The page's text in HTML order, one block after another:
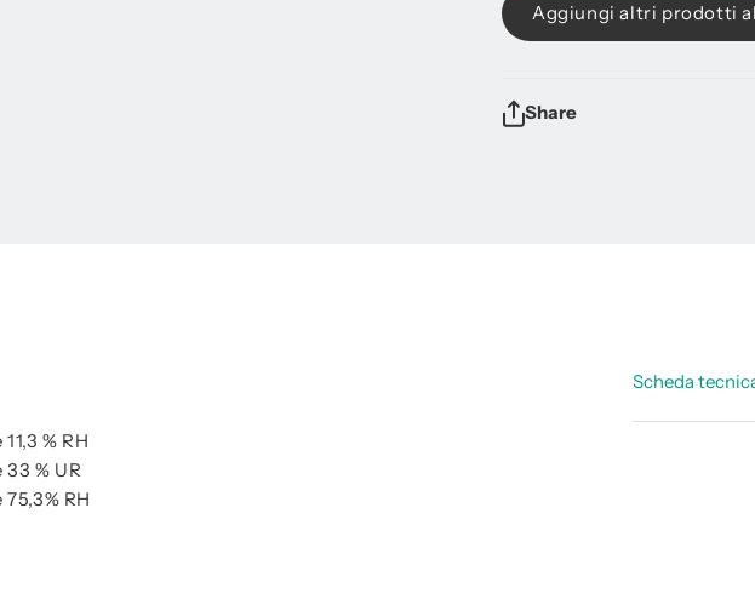
Aggiungi altri prodotti
Share
% RH
% UR
RH
Scheda